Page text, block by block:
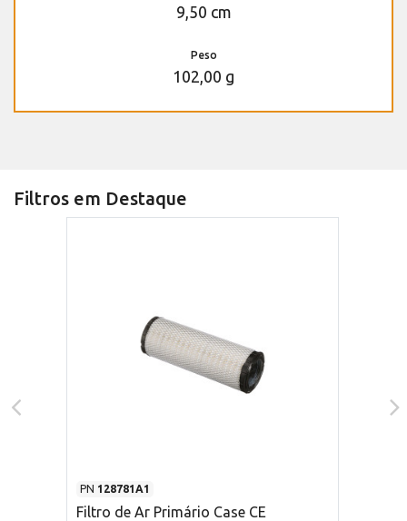
9,50 cm
Peso
102,00 g
Filtros em Destaque
PN 128781A1
Filtro de Ar Primário Case CE